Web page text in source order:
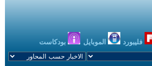
فليبورد الموبايل بودكاست